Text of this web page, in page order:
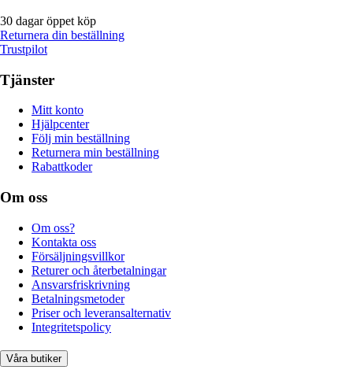
30 dagar öppet köp
Returnera din beställning
Trustpilot
Tjänster
Mitt konto
Hjälpcenter
Följ min beställning
Returnera min beställning
Rabattkoder
Om oss
Om oss?
Kontakta oss
Försäljningsvillkor
Returer och återbetalningar
Ansvarsfriskrivning
Betalningsmetoder
Priser och leveransalternativ
Integritetspolicy
Våra butiker